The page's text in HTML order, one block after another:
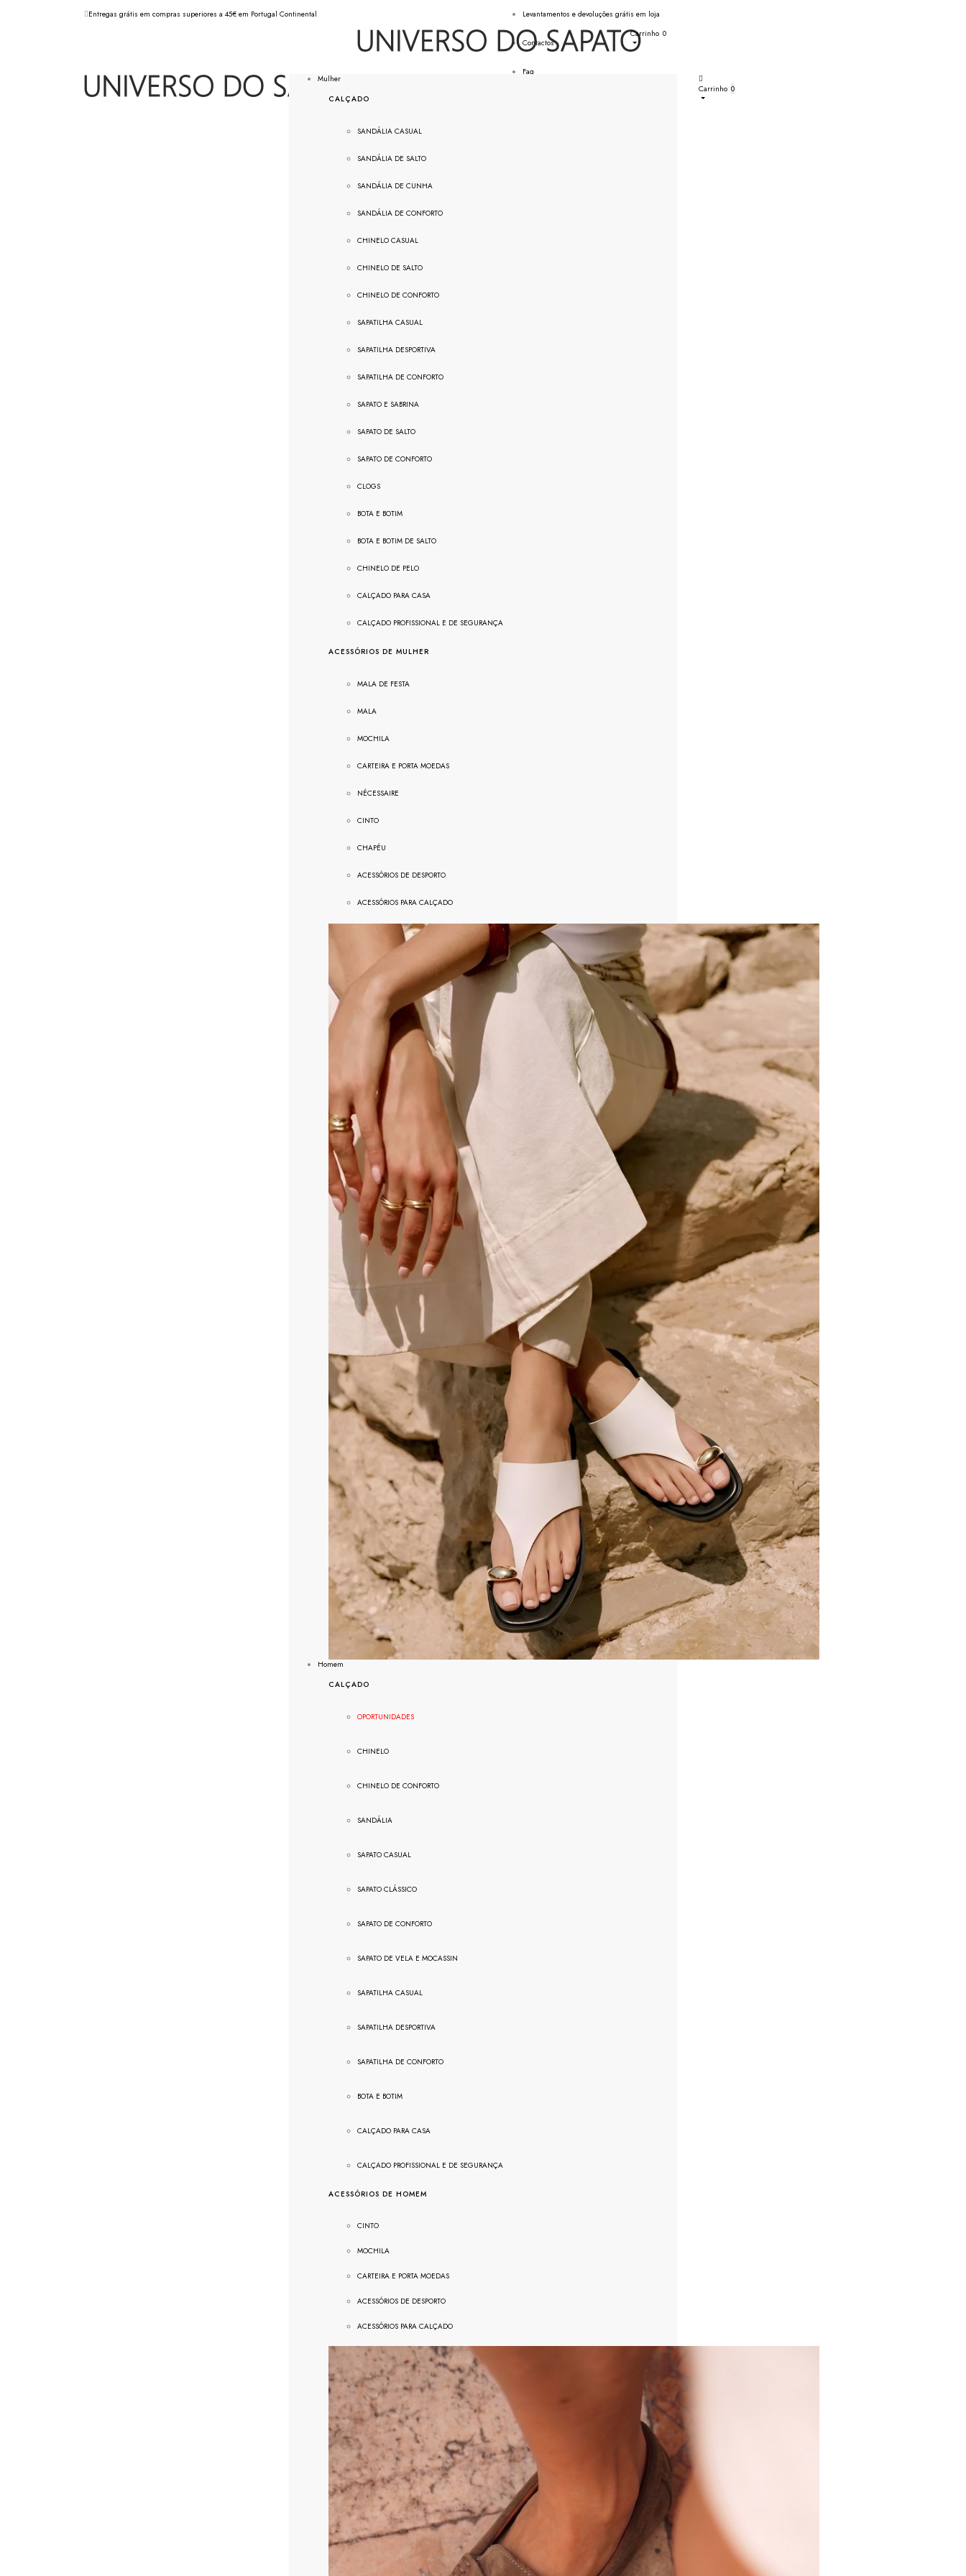
Entregas grátis em compras superiores a 45€ em Portugal Continental Levantamentos e devoluções grátis em loja
Contactos
Faq
Carrinho 0
Mulher
CALÇADO
SANDÁLIA CASUAL
SANDÁLIA DE SALTO
SANDÁLIA DE CUNHA
SANDÁLIA DE CONFORTO
CHINELO CASUAL
CHINELO DE SALTO
CHINELO DE CONFORTO
SAPATILHA CASUAL
SAPATILHA DESPORTIVA
SAPATILHA DE CONFORTO
SAPATO E SABRINA
SAPATO DE SALTO
SAPATO DE CONFORTO
CLOGS
BOTA E BOTIM
BOTA E BOTIM DE SALTO
CHINELO DE PELO
CALÇADO PARA CASA
CALÇADO PROFISSIONAL E DE SEGURANÇA
ACESSÓRIOS DE MULHER
MALA DE FESTA
MALA
MOCHILA
CARTEIRA E PORTA MOEDAS
NÉCESSAIRE
CINTO
CHAPÉU
ACESSÓRIOS DE DESPORTO
ACESSÓRIOS PARA CALÇADO
Homem
CALÇADO
OPORTUNIDADES
CHINELO
CHINELO DE CONFORTO
SANDÁLIA
SAPATO CASUAL
SAPATO CLÁSSICO
SAPATO DE CONFORTO
SAPATO DE VELA E MOCASSIN
SAPATILHA CASUAL
SAPATILHA DESPORTIVA
SAPATILHA DE CONFORTO
BOTA E BOTIM
CALÇADO PARA CASA
CALÇADO PROFISSIONAL E DE SEGURANÇA
ACESSÓRIOS DE HOMEM
CINTO
MOCHILA
CARTEIRA E PORTA MOEDAS
ACESSÓRIOS DE DESPORTO
ACESSÓRIOS PARA CALÇADO
Carrinho 0